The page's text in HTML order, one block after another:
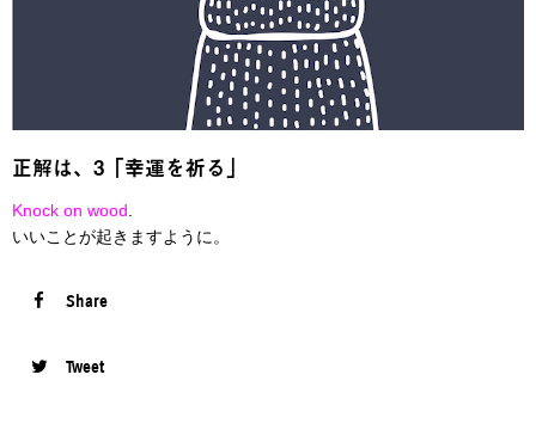
正解は、3「幸運を祈る」
Knock on wood
いいことが起きますように。
Share
Tweet